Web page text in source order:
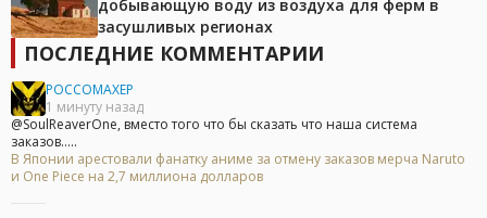
добывающую воду из воздуха для ферм в
засушливых регионах
ПОСЛЕДНИЕ КОММЕНТАРИИ
POCCOMAXEP
1 минуту назад
@SoulReaverOne, вместо того что бы сказать что наша система
заказов.....
В Японии арестовали фанатку аниме за отмену заказов мерча Naruto
и One Piece на 2,7 миллиона долларов